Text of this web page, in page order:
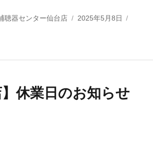
聴器センター仙台店
投
2025年5月8日
】休業日のお知らせ